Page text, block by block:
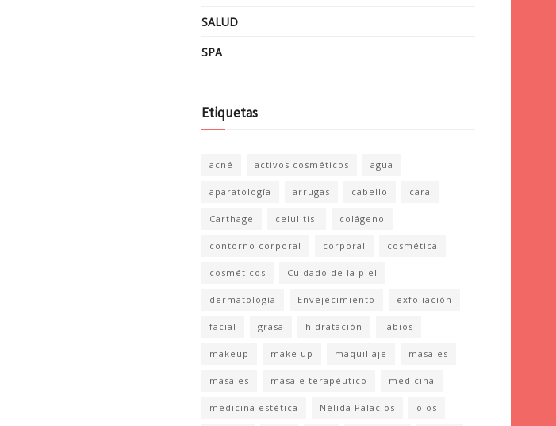
SALUD
SPA
Etiquetas
acné activos cosméticos agua
aparatología arrugas cabello cara
Carthage celulitis. colágeno
contorno corporal corporal cosmética
cosméticos Cuidado de la piel
dermatología Envejecimiento exfoliación
facial grasa hidratación labios
makeup make up maquillaje masajes
masajes masaje terapéutico medicina
medicina estética Nélida Palacios ojos